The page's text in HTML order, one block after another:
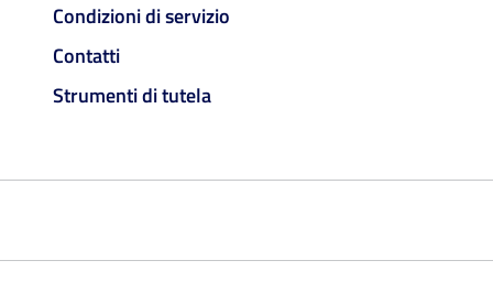
Condizioni di servizio
Contatti
Strumenti di tutela